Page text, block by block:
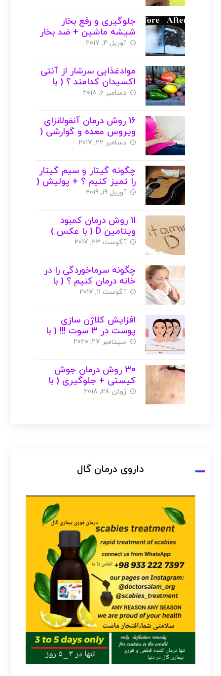
جلوگیری و رفع بخار
شیشه ماشین + ضد بخار
( با عکس )
آوریل 4, 2017
موادغذایی سرشار از آنتی
اکسیدان کدامند ؟ ( با
عکس )
دسامبر 6, 2018
16 روش درمان آنفولانزای
ویروس معده و گوارشی (
با عکس )
دسامبر 22, 2017
چگونه گیتار و سیم گیتار
را تمیز کنیم ؟ + پولیش (
با عکس )
آوریل 19, 2019
11 روش درمان کمبود
ویتامین D ( با عکس )
آگوست 23, 2017
چگونه سرماخوردگی را در
خانه درمان کنیم ؟ ( با
عکس )
آگوست 11, 2017
افزایش کلاژن سازی
پوست در 3 سوت !!! ( با
عکس )
سپتامبر 27, 2020
30 روش درمان جوش
کیستی + جلوگیری ( با
عکس )
ژوئن 28, 2018
داروی درمان گال